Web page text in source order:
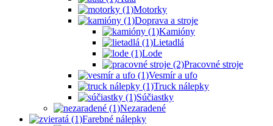
Motorky
Doprava a stroje
Kamióny
Lietadlá
Lode
Pracovné stroje
Vesmír a ufo
Truck nálepky
Súčiastky
Nezaradené
Farebné nálepky